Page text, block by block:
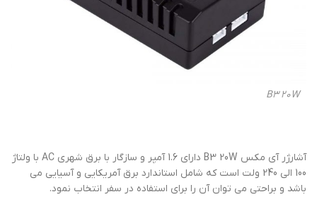
B3 20W
آشارژر آی مکس B3 20W دارای 1.6 آمپر و سازگار با برق شهری AC با ولتاژ
100 الی 240 ولت است که شامل استاندارد برق آمریکایی و آسیایی می
باشد و براحتی می توان آن را برای استفاده در سفر انتخاب نمود.